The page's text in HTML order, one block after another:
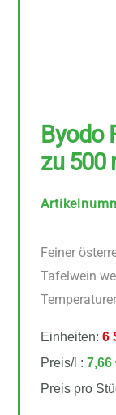
Byodo
zu 500
Feiner
Tafelwein
Einheiten:6
Preis/l :7,66
Preis pro